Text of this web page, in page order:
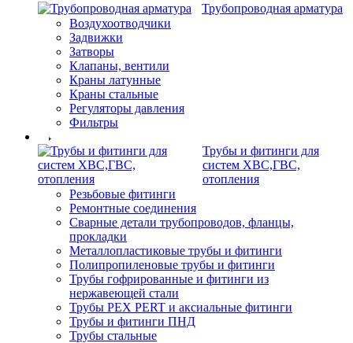
Трубопроводная арматура
Воздухоотводчики
Задвижки
Затворы
Клапаны, вентили
Краны латунные
Краны стальные
Регуляторы давления
Фильтры
Трубы и фитинги для
систем ХВС,ГВС,
отопления
Резьбовые фитинги
Ремонтные соединения
Сварные детали трубопроводов, фланцы,
прокладки
Металлопластиковые трубы и фитинги
Полипропиленовые трубы и фитинги
Трубы гофрированные и фитинги из
нержавеющей стали
Трубы PEX PERT и аксиальные фитинги
Трубы и фитинги ПНД
Трубы стальные